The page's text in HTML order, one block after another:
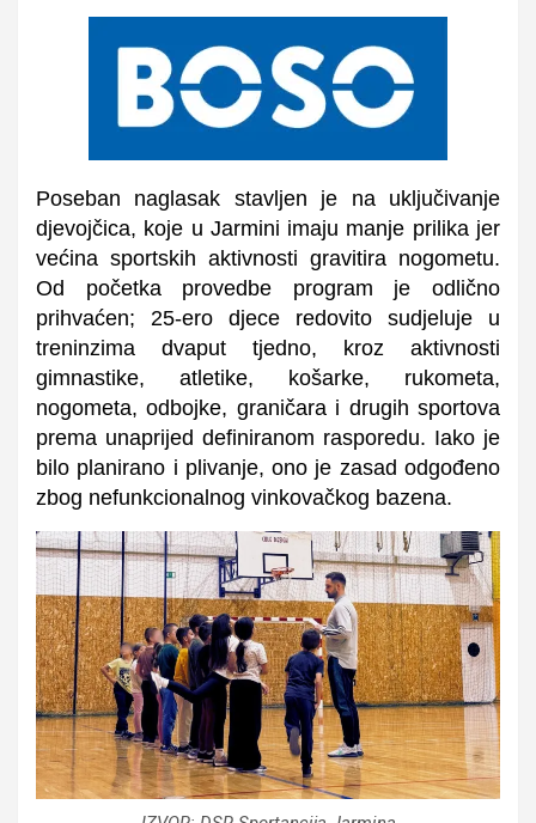
Poseban naglasak stavljen je na uključivanje
djevojčica, koje u Jarmini imaju manje prilika jer
većina sportskih aktivnosti gravitira nogometu.
Od početka provedbe program je odlično
prihvaćen; 25-ero djece redovito sudjeluje u
treninzima dvaput tjedno, kroz aktivnosti
gimnastike, atletike, košarke, rukometa,
nogometa, odbojke, graničara i drugih sportova
prema unaprijed definiranom rasporedu. Iako je
bilo planirano i plivanje, ono je zasad odgođeno
zbog nefunkcionalnog vinkovačkog bazena.